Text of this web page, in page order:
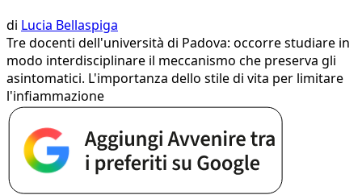
di Lucia Bellaspiga
Tre docenti dell'università di Padova: occorre studiare in
modo interdisciplinare il meccanismo che preserva gli
asintomatici. L'importanza dello stile di vita per limitare
l'infiammazione